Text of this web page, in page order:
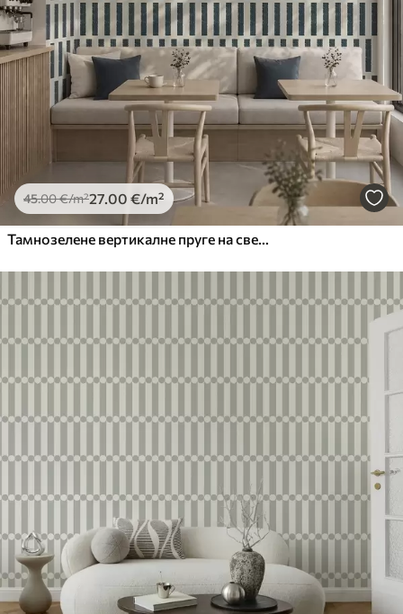
45.00€/m²27.00 €/m²
Тамнозелене вертикалне пруге на светлој позадини